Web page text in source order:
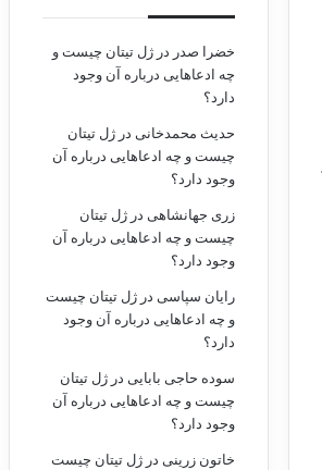
خضرا صدر در ژل تیتان چیست و
چه ادعاهایی درباره آن وجود
دارد؟
حدیث محمدخانیدر ژل تیتان
چیست و چه ادعاهایی درباره آن
وجود دارد؟
زری جهانشاهیدر ژل تیتان
چیست و چه ادعاهایی درباره آن
وجود دارد؟
رایان سپاسیدر ژل تیتان چیست
و چه ادعاهایی درباره آن وجود
دارد؟
سوده حاجی باباییدر ژل تیتان
چیست و چه ادعاهایی درباره آن
وجود دارد؟
خاتون زرینیدر ژل تیتان چیست